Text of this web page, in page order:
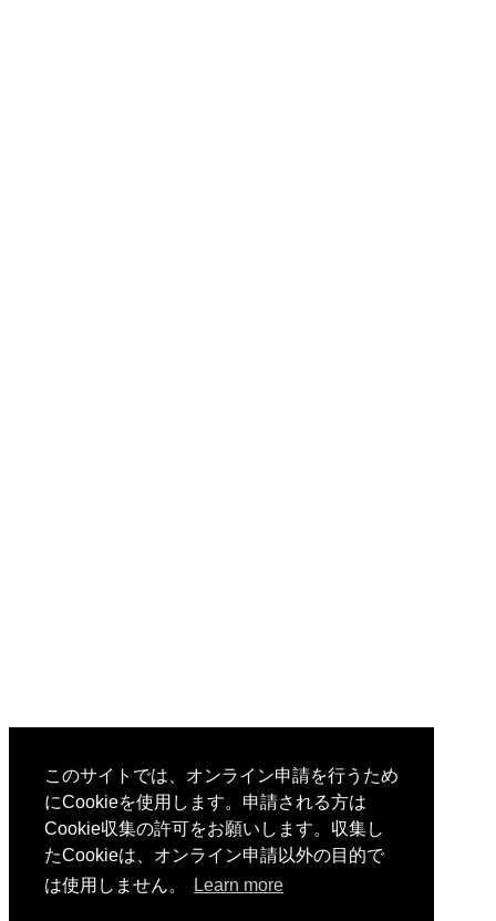
このサイトでは、オンライン申請を行うため
にCookieを使用します。申請される方は
Cookie収集の許可をお願いします。収集し
たCookieは、オンライン申請以外の目的で
は使用しません。
Learn more